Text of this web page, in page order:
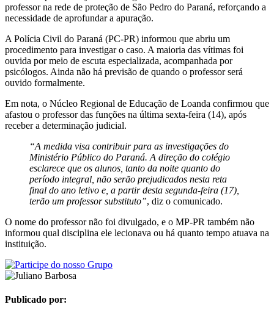
professor na rede de proteção de São Pedro do Paraná, reforçando a
necessidade de aprofundar a apuração.
A Polícia Civil do Paraná (PC-PR) informou que abriu um
procedimento para investigar o caso. A maioria das vítimas foi
ouvida por meio de escuta especializada, acompanhada por
psicólogos. Ainda não há previsão de quando o professor será
ouvido formalmente.
Em nota, o Núcleo Regional de Educação de Loanda confirmou que
afastou o professor das funções na última sexta-feira (14), após
receber a determinação judicial.
“A medida visa contribuir para as investigações do
Ministério Público do Paraná. A direção do colégio
esclarece que os alunos, tanto da noite quanto do
período integral, não serão prejudicados nesta reta
final do ano letivo e, a partir desta segunda-feira (17),
terão um professor substituto”, diz o comunicado.
O nome do professor não foi divulgado, e o MP-PR também não
informou qual disciplina ele lecionava ou há quanto tempo atuava na
instituição.
Publicado por: